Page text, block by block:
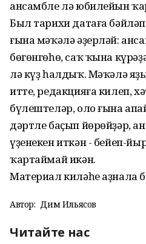
ансамбле лә юбилейын
Был тарихи датаға
ғына мәҡәлә әҙерләй:
бөгөнгөһө, саҡ ҡына
лә күҙ һалдыҡ. Мәҡәлә
итте, редакцияға килеп,
бүлештеләр, оло ғына
дәртле баҫып йөрөйҙәр,
үҙенекен иткән - бейеп-
ҡартаймай икән.
Материал киләһе аҙнала
Автор: Дим Ильясов
Читайте нас